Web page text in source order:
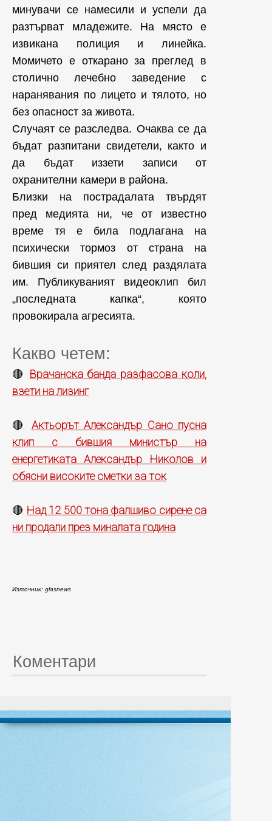
минувачи се намесили и успели да
разтърват младежите. На място е
извикана полиция и линейка.
Момичето е откарано за преглед в
столично лечебно заведение с
наранявания по лицето и тялото, но
без опасност за живота.
Случаят се разследва. Очаква се да
бъдат разпитани свидетели, както и
да бъдат иззети записи от
охранителни камери в района.
Близки на пострадалата твърдят
пред медията ни, че от известно
време тя е била подлагана на
психически тормоз от страна на
бившия си приятел след раздялата
им. Публикуваният видеоклип бил
„последната капка“, която
провокирала агресията.
Какво четем:
🔴 Врачанска банда разфасова коли,
взети на лизинг
🔴 Актьорът Александър Санo пусна
клип с бившия министър на
енергетиката Александър Николов и
обясни високите сметки за ток
🔴 Над 12 500 тона фалшиво сирене са
ни продали през миналата година
Източник: glasnews
Коментари